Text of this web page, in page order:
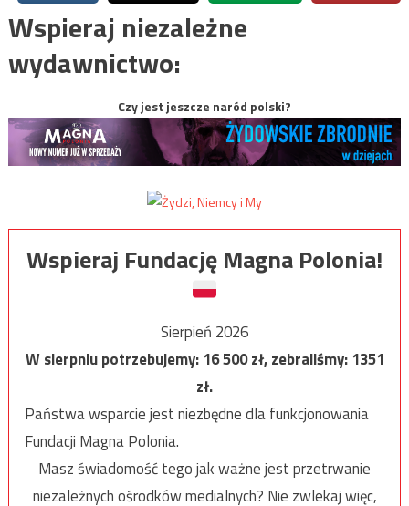
Wspieraj niezależne
wydawnictwo:
Czy jest jeszcze naród polski?
Wspieraj Fundację Magna Polonia!
Sierpień 2026
W sierpniu potrzebujemy:16 500zł, zebraliśmy:1351
zł.
Państwa wsparcie jest niezbędne dla funkcjonowania
Fundacji Magna Polonia.
Masz świadomość tego jak ważne jest przetrwanie
niezależnych ośrodków medialnych? Nie zwlekaj więc,